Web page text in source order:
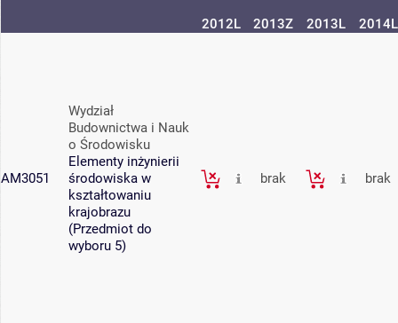
2012L 2013Z 2013L 2014L
AM3051
Wydział
Budownictwa i Nauk
o Środowisku
Elementy inżynierii
środowiska w
kształtowaniu
krajobrazu
(Przedmiot do
wyboru 5)
brak brak